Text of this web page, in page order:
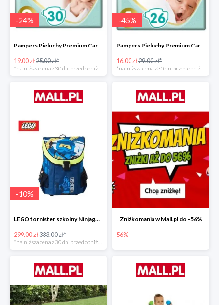
-24%
Pampers Pieluchy Premium Care 0 Newborn -24%
19.00 zł25.00 zł*
*najniższa cena z 30 dni przed obniżką
-45%
Pampers Pieluchy Premium Care 1 Newborn -44%
16.00 zł29.00 zł*
*najniższa cena z 30 dni przed obniżką
-10%
LEGO tornister szkolny Ninjago JAY of Lightning Easy
299.00 zł333.00 zł*
Zniżkomania w Mall.pl do -56%
56%